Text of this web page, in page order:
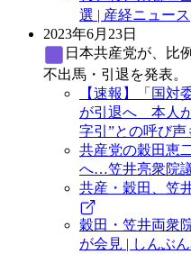
選 | 産経ニュース
2023年6月23日
日本共産党が、比
不出馬・引退を発表。
【速報】「国対
が引退へ 本人
字引”との呼び声
共産党の穀田恵
へ…笠井亮衆院
共産・穀田、笠
穀田・笠井両衆
が会見 | しんぶ